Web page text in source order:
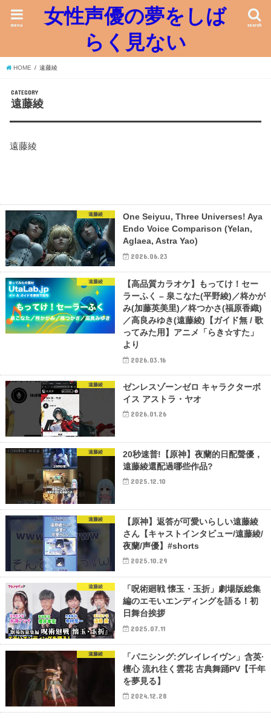
女性声優の夢をしば
らく見ない
search
menu
HOME 遠藤綾
CATEGORY
遠藤綾
遠藤綾
遠藤綾
One Seiyuu, Three Universes! Aya
Endo Voice Comparison (Yelan,
Aglaea, Astra Yao)
2026.06.23
遠藤綾
【高品質カラオケ】もってけ！セー
ラーふく – 泉こなた(平野綾)／柊かが
み(加藤英美里)／柊つかさ(福原香織)
／高良みゆき(遠藤綾)【ガイド無 / 歌
ってみた用】アニメ「らき☆すた」
より
2026.03.16
遠藤綾
ゼンレスゾーンゼロ キャラクターボ
イス アストラ・ヤオ
2026.01.26
遠藤綾
20秒速普!【原神】夜蘭的日配聲優，
遠藤綾還配過哪些作品?
2025.12.10
遠藤綾
【原神】返答が可愛いらしい遠藤綾
さん【キャストインタビュー/遠藤綾/
夜蘭/声優】#shorts
2025.10.29
遠藤綾
「呪術廻戦 懐玉・玉折」劇場版総集
編のエモいエンディングを語る！初
⽇舞台挨拶
2025.07.11
遠藤綾
「パニシング:グレイレイヴン」含英·
檀心 流れ往く雲花 古典舞踊PV【千年
を夢見る】
2024.12.28